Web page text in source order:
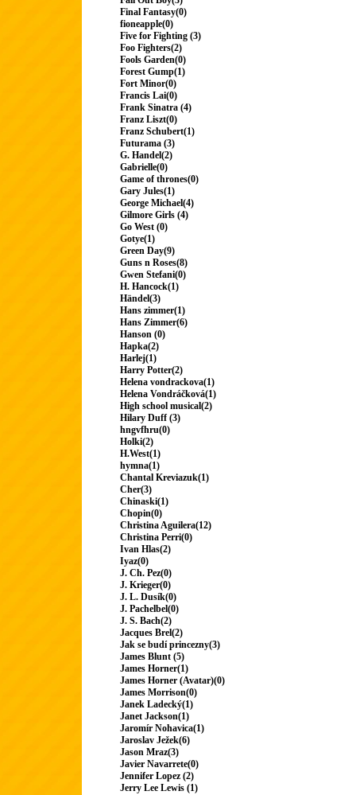
Final Fantasy(0)
fioneapple(0)
Five for Fighting (3)
Foo Fighters(2)
Fools Garden(0)
Forest Gump(1)
Fort Minor(0)
Francis Lai(0)
Frank Sinatra (4)
Franz Liszt(0)
Franz Schubert(1)
Futurama (3)
G. Handel(2)
Gabrielle(0)
Game of thrones(0)
Gary Jules(1)
George Michael(4)
Gilmore Girls (4)
Go West (0)
Gotye(1)
Green Day(9)
Guns n Roses(8)
Gwen Stefani(0)
H. Hancock(1)
Händel(3)
Hans zimmer(1)
Hans Zimmer(6)
Hanson (0)
Hapka(2)
Harlej(1)
Harry Potter(2)
Helena vondrackova(1)
Helena Vondráčková(1)
High school musical(2)
Hilary Duff (3)
hngvfhru(0)
Holki(2)
H.West(1)
hymna(1)
Chantal Kreviazuk(1)
Cher(3)
Chinaski(1)
Chopin(0)
Christina Aguilera(12)
Christina Perri(0)
Ivan Hlas(2)
Iyaz(0)
J. Ch. Pez(0)
J. Krieger(0)
J. L. Dusík(0)
J. Pachelbel(0)
J. S. Bach(2)
Jacques Brel(2)
Jak se budí princezny(3)
James Blunt (5)
James Horner(1)
James Horner (Avatar)(0)
James Morrison(0)
Janek Ladecký(1)
Janet Jackson(1)
Jaromír Nohavica(1)
Jaroslav Ježek(6)
Jason Mraz(3)
Javier Navarrete(0)
Jennifer Lopez (2)
Jerry Lee Lewis (1)